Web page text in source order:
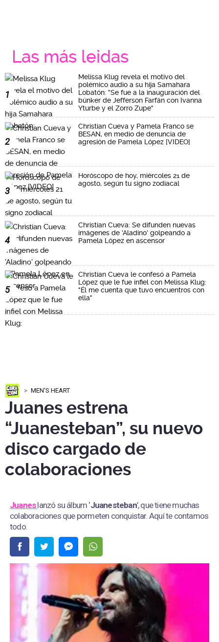
Las más leidas
1
Melissa Klug revela el motivo del
polémico audio a su hija Samahara
Lobatón: "Se fue a la inauguración del
búnker de Jefferson Farfán con Ivanna
Yturbe y el Zorro Zupe"
2
Christian Cueva y Pamela Franco se
BESAN, en medio de denuncia de
agresión de Pamela López [VIDEO]
3
Horóscopo de hoy, miércoles 21 de
agosto, según tu signo zodiacal
4
Christian Cueva: Se difunden nuevas
imágenes de 'Aladino' golpeando a
Pamela López en ascensor
5
Christian Cueva le confesó a Pamela
López que le fue infiel con Melissa Klug:
"Él me cuenta que tuvo encuentros con
ella"
MEN'S HEART
Juanes estrena
“Juanesteban”, su nuevo
disco cargado de
colaboraciones
Juaneslanzó su álbum ‘Juanesteban’, que tiene muchas
colaboraciones que pormeten conquistar. Aquí te contamos
todo.